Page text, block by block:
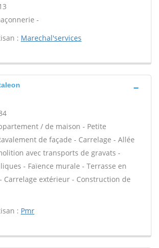
-
: Marechal'services
/ de maison - Petite
de façade - Carrelage - Allée
avec transports de gravats -
- Faïence murale - Terrasse en
Carrelage extérieur - Construction de
: Pmr